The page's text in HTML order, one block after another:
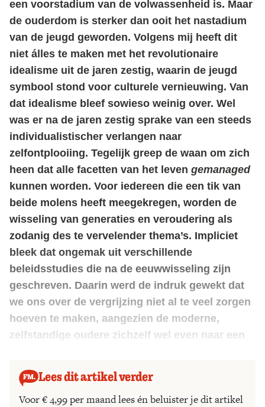
een voorstadium van de volwassenheid is. Maar
de ouderdom is sterker dan ooit het nastadium
van de jeugd geworden. Volgens mij heeft dit
niet álles te maken met het revolutionaire
idealisme uit de jaren zestig, waarin de jeugd
symbool stond voor culturele vernieuwing. Van
dat idealisme bleef sowieso weinig over. Wel
was er na de jaren zestig sprake van een steeds
individualistischer verlangen naar
zelfontplooiing. Tegelijk greep de waan om zich
heen dat alle facetten van het leven gemanaged
kunnen worden. Voor iedereen die een tik van
beide molens heeft meegekregen, worden de
wisseling van generaties en veroudering als
zodanig des te vervelender thema’s. Impliciet
bleek dat ongemak uit verschillende
beleidsstudies die na de eeuwwisseling zijn
geschreven. Daarin werd de indruk gewekt dat
we ons over de vergrijzing niet al te veel zorgen
hoeven te maken, aangezien de moderne,
zelfstandige oudere zichzelf wel even naar een
Lees dit artikel verder
Voor € 4,99 per maand lees én beluister je dit artikel